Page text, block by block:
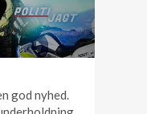
god nyhed.